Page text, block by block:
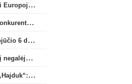
Lietuvos klubų pasirodymai Europoje: patirti pralaimėjimai Kroatijos atstovams
Turo anonsas: tiesioginių konkurentų dvikova Gargžduose
Informacija žiūrovams rugpjūčio 6 d. UEFA rungtynėms
M. Capanas: „Prieš pusmetį negalėjau net įsivaizduoti, kad žaisime prieš „Hajduk“
A. Skerla prieš dvikovą su „Hajduk“: „Tai kito kalibro komanda“